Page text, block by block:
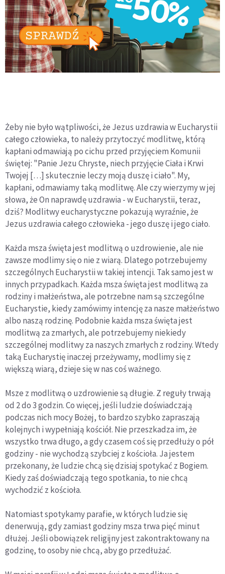
Żeby nie było wątpliwości, że Jezus uzdrawia w Eucharystii
całego człowieka, to należy przytoczyć modlitwę, którą
kapłani odmawiają po cichu przed przyjęciem Komunii
świętej: "Panie Jezu Chryste, niech przyjęcie Ciała i Krwi
Twojej […] skutecznie leczy moją duszę i ciało". My,
kapłani, odmawiamy taką modlitwę. Ale czy wierzymy w jej
słowa, że On naprawdę uzdrawia - w Eucharystii, teraz,
dziś? Modlitwy eucharystyczne pokazują wyraźnie, że
Jezus uzdrawia całego człowieka - jego duszę i jego ciało.
Każda msza święta jest modlitwą o uzdrowienie, ale nie
zawsze modlimy się o nie z wiarą. Dlatego potrzebujemy
szczególnych Eucharystii w takiej intencji. Tak samo jest w
innych przypadkach. Każda msza święta jest modlitwą za
rodziny i małżeństwa, ale potrzebne nam są szczególne
Eucharystie, kiedy zamówimy intencję za nasze małżeństwo
albo naszą rodzinę. Podobnie każda msza święta jest
modlitwą za zmarłych, ale potrzebujemy niekiedy
szczególnej modlitwy za naszych zmarłych z rodziny. Wtedy
taką Eucharystię inaczej przeżywamy, modlimy się z
większą wiarą, dzieje się w nas coś ważnego.
Msze z modlitwą o uzdrowienie są długie. Z reguły trwają
od 2 do 3 godzin. Co więcej, jeśli ludzie doświadczają
podczas nich mocy Bożej, to bardzo szybko zapraszają
kolejnych i wypełniają kościół. Nie przeszkadza im, że
wszystko trwa długo, a gdy czasem coś się przedłuży o pół
godziny - nie wychodzą szybciej z kościoła. Ja jestem
przekonany, że ludzie chcą się dzisiaj spotykać z Bogiem.
Kiedy zaś doświadczają tego spotkania, to nie chcą
wychodzić z kościoła.
Natomiast spotykamy parafie, w których ludzie się
denerwują, gdy zamiast godziny msza trwa pięć minut
dłużej. Jeśli obowiązek religijny jest zakontraktowany na
godzinę, to osoby nie chcą, aby go przedłużać.